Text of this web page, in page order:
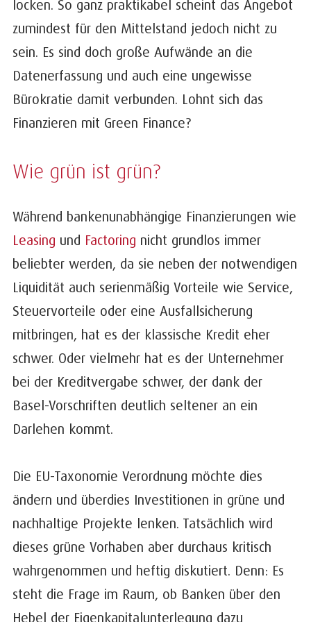
locken. So ganz praktikabel scheint das Angebot
zumindest für den Mittelstand jedoch nicht zu
sein. Es sind doch große Aufwände an die
Datenerfassung und auch eine ungewisse
Bürokratie damit verbunden. Lohnt sich das
Finanzieren mit Green Finance?
Wie grün ist grün?
Während bankenunabhängige Finanzierungen wie
Leasing und Factoring nicht grundlos immer
beliebter werden, da sie neben der notwendigen
Liquidität auch serienmäßig Vorteile wie Service,
Steuervorteile oder eine Ausfallsicherung
mitbringen, hat es der klassische Kredit eher
schwer. Oder vielmehr hat es der Unternehmer
bei der Kreditvergabe schwer, der dank der
Basel-Vorschriften deutlich seltener an ein
Darlehen kommt.
Die EU-Taxonomie Verordnung möchte dies
ändern und überdies Investitionen in grüne und
nachhaltige Projekte lenken. Tatsächlich wird
dieses grüne Vorhaben aber durchaus kritisch
wahrgenommen und heftig diskutiert. Denn: Es
steht die Frage im Raum, ob Banken über den
Hebel der Eigenkapitalunterlegung dazu